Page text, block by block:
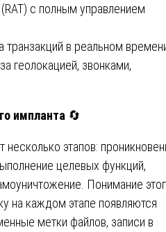
с полным управлением
в реальном
геолокацией, звонками,
импланта 🔄
этапов:
целевых функций,
Понимание
на каждом этапе появляются
метки файлов, записи в